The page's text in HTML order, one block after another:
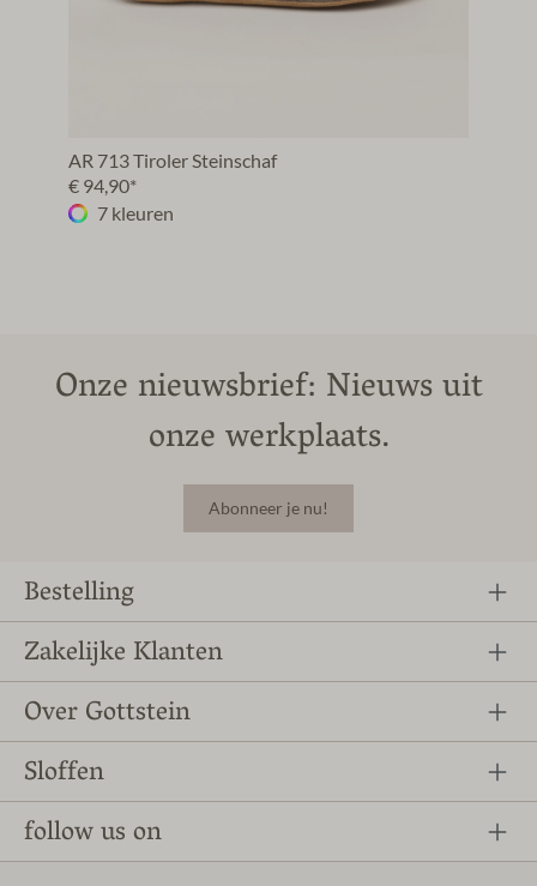
AR 713 Tiroler Steinschaf
€ 94,90*
7 kleuren
Onze nieuwsbrief: Nieuws uit
onze werkplaats.
Abonneer je nu!
Bestelling
Zakelijke Klanten
Over Gottstein
Sloffen
follow us on